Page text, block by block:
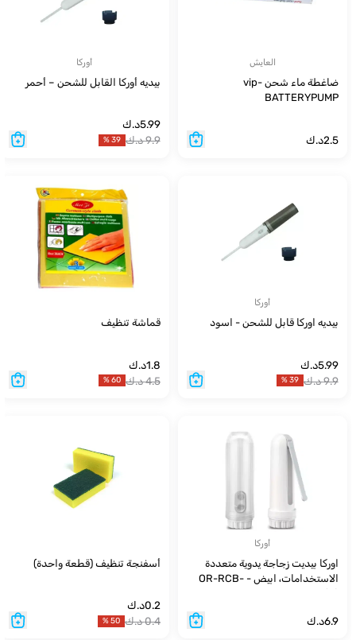
العايش
ضاغطة ماء شحن vip-
BATTERYPUMP
2.5د.ك
أوركا
بيديه أوركا القابل للشحن – أحمر
5.99د.ك
9.9د.ك 39
%
أوركا
بيديه اوركا قابل للشحن - اسود
5.99د.ك
9.9د.ك 39
%
قماشة تنظيف
1.8د.ك
4.5د.ك 60
%
أوركا
اوركا بيديت زجاجة يدوية متعددة
الاستخدامات، ابيض - OR-RCB-
9515(W)
6.9د.ك
أسفنجة تنظيف (قطعة واحدة)
0.2د.ك
0.4د.ك 50
%